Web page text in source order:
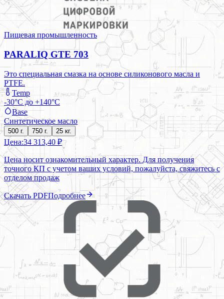
Пищевая промышленность
PARALIQ GTE 703
Это специальная смазка на основе силиконового масла и
PTFE.
Temp
-30°C до +140°C
Base
Синтетическое масло
500 г. 750 г. 25 кг.
Цена:34 313,40 ₽
Цена носит ознакомительный характер. Для получения
точного КП с учетом ваших условий, пожалуйста, свяжитесь с
отделом продаж
Скачать PDFПодробнее